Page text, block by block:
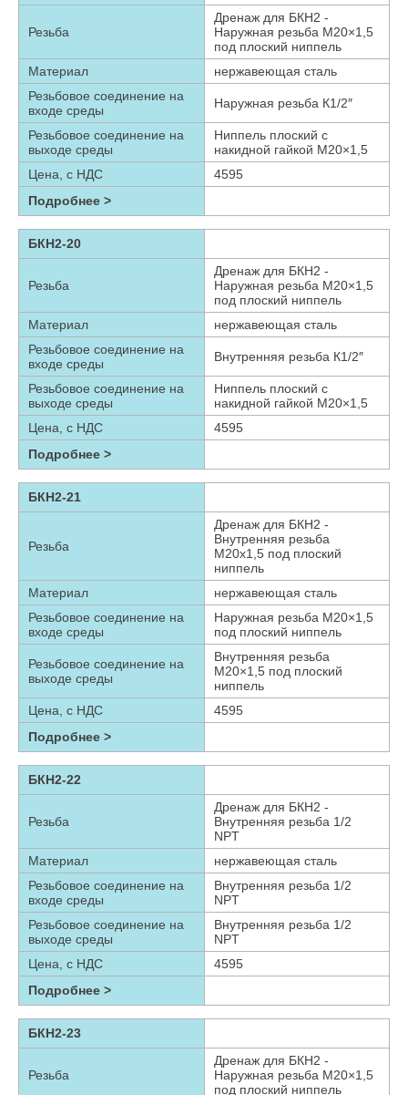
Резьба
Дренаж для БКН2 -
Наружная резьба М20×1,5
под плоский ниппель
Материал
нержавеющая сталь
Резьбовое соединение на
входе среды
Наружная резьба К1/2″
Резьбовое соединение на
выходе среды
Ниппель плоский с
накидной гайкой М20×1,5
Цена, с НДС
4595
Подробнее >
БКН2-20
Резьба
Дренаж для БКН2 -
Наружная резьба М20×1,5
под плоский ниппель
Материал
нержавеющая сталь
Резьбовое соединение на
входе среды
Внутренняя резьба К1/2″
Резьбовое соединение на
выходе среды
Ниппель плоский с
накидной гайкой М20×1,5
Цена, с НДС
4595
Подробнее >
БКН2-21
Резьба
Дренаж для БКН2 -
Внутренняя резьба
М20х1,5 под плоский
ниппель
Материал
нержавеющая сталь
Резьбовое соединение на
входе среды
Наружная резьба М20×1,5
под плоский ниппель
Резьбовое соединение на
выходе среды
Внутренняя резьба
М20×1,5 под плоский
ниппель
Цена, с НДС
4595
Подробнее >
БКН2-22
Резьба
Дренаж для БКН2 -
Внутренняя резьба 1/2
NPT
Материал
нержавеющая сталь
Резьбовое соединение на
входе среды
Внутренняя резьба 1/2
NPT
Резьбовое соединение на
выходе среды
Внутренняя резьба 1/2
NPT
Цена, с НДС
4595
Подробнее >
БКН2-23
Резьба
Дренаж для БКН2 -
Наружная резьба М20×1,5
под плоский ниппель